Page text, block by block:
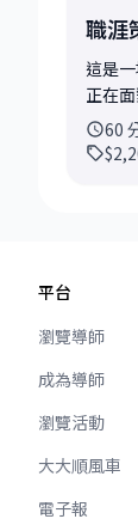
或背
論角
參考
不是從零開始聊
例如
題出
如果
快速
供的
在思
你。
職涯
這是
正在
個彼
動策
慮的
的現
一步行動方向 **我會
討論
捨 - 對
管理
關，想調整策略 面
60
平台
瀏覽導師
成為導師
瀏覽活動
大大順風車
電子報